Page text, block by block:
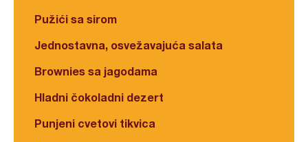
Pužići sa sirom
Jednostavna, osvežavajuća salata
Brownies sa jagodama
Hladni čokoladni dezert
Punjeni cvetovi tikvica